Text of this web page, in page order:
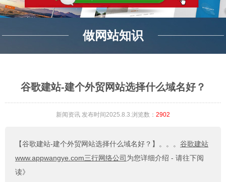
做网站知识
谷歌建站-建个外贸网站选择什么域名好？
新闻资讯 发布时间2025.8.3.浏览数： 2902
【谷歌建站-建个外贸网站选择什么域名好？】 。。。 谷歌建站
www.appwangye.com三行网络公司 为您详细介绍 - 请往下阅
读》